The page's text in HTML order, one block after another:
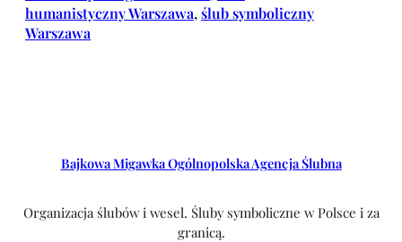
humanistyczny Warszawa, ślub symboliczny
Warszawa
Bajkowa Migawka Ogólnopolska Agencja Ślubna
Organizacja ślubów i wesel. Śluby symboliczne w Polsce i za
granicą.